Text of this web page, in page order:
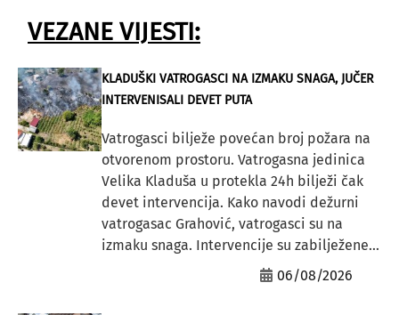
VEZANE VIJESTI:
KLADUŠKI VATROGASCI NA IZMAKU SNAGA, JUČER
INTERVENISALI DEVET PUTA
Vatrogasci bilježe povećan broj požara na
otvorenom prostoru. Vatrogasna jedinica
Velika Kladuša u protekla 24h bilježi čak
devet intervencija. Kako navodi dežurni
vatrogasac Grahović, vatrogasci su na
izmaku snaga. Intervencije su zabilježene...
06/08/2026